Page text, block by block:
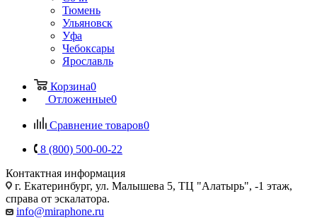
Тюмень
Ульяновск
Уфа
Чебоксары
Ярославль
Корзина0
Отложенные0
Сравнение товаров0
8 (800) 500-00-22
Контактная информация
г. Екатеринбург, ул. Малышева 5, ТЦ "Алатырь", -1 этаж,
справа от эскалатора.
info@miraphone.ru